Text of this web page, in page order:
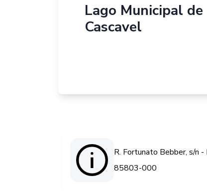
Lago Municipal de
Cascavel
R. Fortunato Bebber, s/n -
85803-000